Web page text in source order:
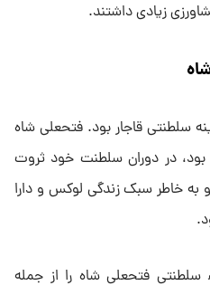
زیادی داشتند.
سلطنتی قاجار بود. فتحعلی شاه
بود، در دوران سلطنت خود ثروت
به خاطر سبک زندگی لوکس و دارا
سلطنتی فتحعلی شاه را از جمله